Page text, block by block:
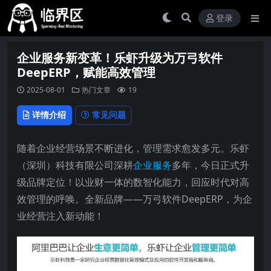
登录
企业服务新变革！乐虾升级为万弓软件
DeepERP，赋能高效管理
2025-08-01 热门文章 19
详情介绍 常见问题
随着企业经营场景不断进化，管理需求愈发多元。乐虾
（深圳）科技有限公司深耕企业服务多年，今日正式升
级品牌定位！以业财一体的数智化能力，回应时代对高
效管理的呼唤。全新品牌——万弓软件DeepERP，为企
业经营注入新动能！